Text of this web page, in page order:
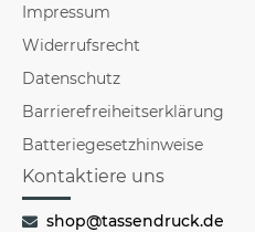
Impressum
Widerrufsrecht
Datenschutz
Barrierefreiheitserklärung
Batteriegesetzhinweise
Kontaktiere uns
shop@tassendruck.de